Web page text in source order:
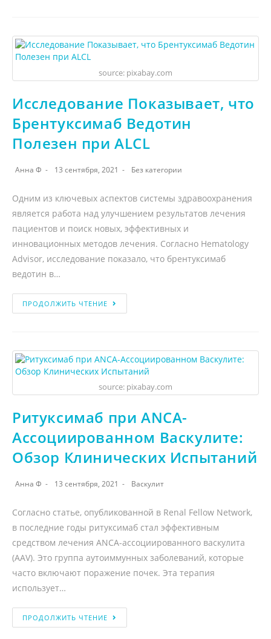
source: pixabay.com
Исследование Показывает, что
Брентуксимаб Ведотин
Полезен при ALCL
Анна Ф 13 сентября, 2021 Без категории
Одним из ключевых аспектов системы здравоохранения
является работа над улучшением результатов лечения
пациентов и поиск новых, эффективных и
инновационных методов лечения. Согласно Hematology
Advisor, исследование показало, что брентуксимаб
ведотин в…
ПРОДОЛЖИТЬ ЧТЕНИЕ
source: pixabay.com
Ритуксимаб при ANCA-
Ассоциированном Васкулите:
Обзор Клинических Испытаний
Анна Ф 13 сентября, 2021 Васкулит
Согласно статье, опубликованной в Renal Fellow Network,
в последние годы ритуксимаб стал эффективным
средством лечения ANCA-ассоциированного васкулита
(AAV). Это группа аутоиммунных заболеваний, которые
часто включают поражение почек. Эта терапия
использует…
ПРОДОЛЖИТЬ ЧТЕНИЕ